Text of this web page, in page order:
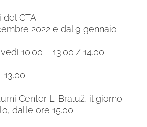
del CTA
2022 e dal 9 gennaio
10.00 – 13.00 / 14.00 –
13.00
Center L. Bratuž, il giorno
dalle ore 15.00